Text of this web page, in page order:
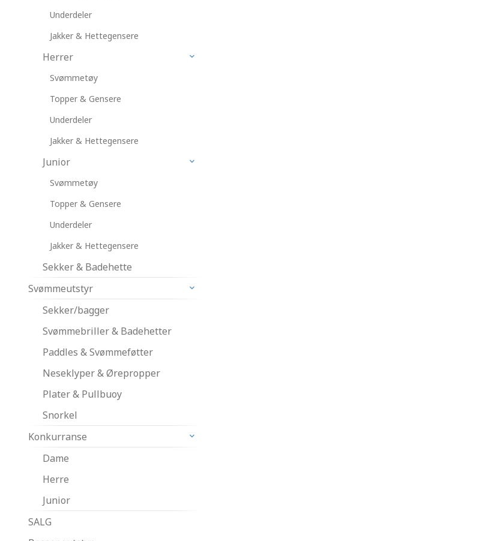
Underdeler
Jakker & Hettegensere
Herrer
Svømmetøy
Topper & Gensere
Underdeler
Jakker & Hettegensere
Junior
Svømmetøy
Topper & Gensere
Underdeler
Jakker & Hettegensere
Sekker & Badehette
Svømmeutstyr
Sekker/bagger
Svømmebriller & Badehetter
Paddles & Svømmeføtter
Neseklyper & Ørepropper
Plater & Pullbuoy
Snorkel
Konkurranse
Dame
Herre
Junior
SALG